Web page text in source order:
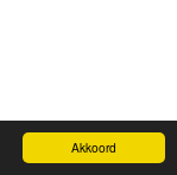
Akkoord